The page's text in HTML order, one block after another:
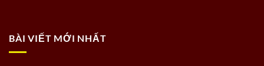
BÀI VIẾT MỚI NHẤT